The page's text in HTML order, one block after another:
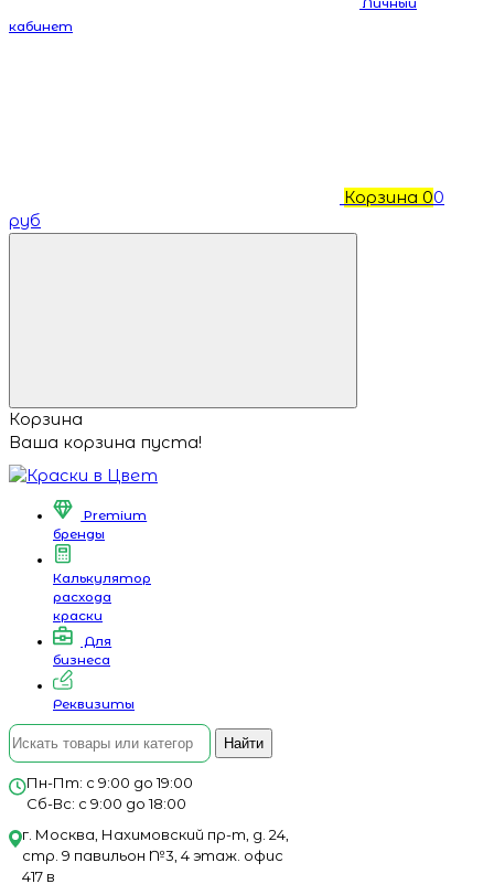
кабинет
Корзина 00
руб
Корзина
Ваша корзина пуста!
Premium
бренды
Калькулятор
расхода
краски
Для
бизнеса
Реквизиты
Найти
Пн-Пт: с 9:00 до 19:00
Сб-Вс: с 9:00 до 18:00
г. Москва, Нахимовский пр-т, д. 24,
стр. 9 павильон №3, 4 этаж. офис
417 в